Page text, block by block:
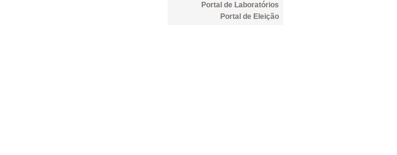
Portal de Laboratórios
Portal de Eleição